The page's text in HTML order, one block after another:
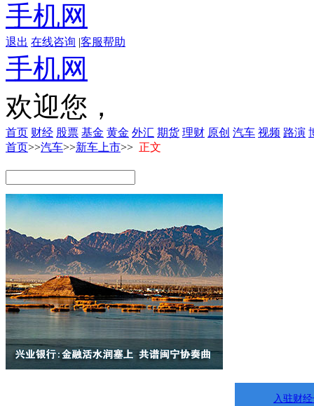
手机网
退出 在线咨询 |客服帮助
手机网
欢迎您，
首页 财经 股票 基金 黄金 外汇 期货 理财 原创 汽车 视频 路演
首页>>汽车>>新车上市>> 正文
入驻财